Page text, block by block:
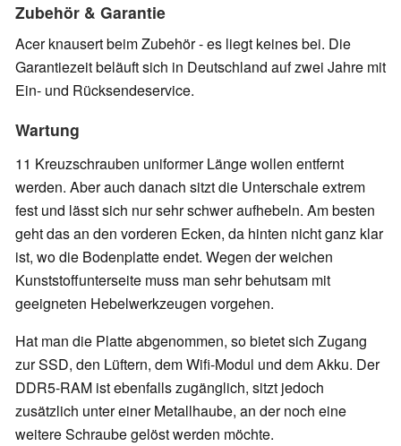
Zubehör & Garantie
Acer knausert beim Zubehör - es liegt keines bei. Die
Garantiezeit beläuft sich in Deutschland auf zwei Jahre mit
Ein- und Rücksendeservice.
Wartung
11 Kreuzschrauben uniformer Länge wollen entfernt
werden. Aber auch danach sitzt die Unterschale extrem
fest und lässt sich nur sehr schwer aufhebeln. Am besten
geht das an den vorderen Ecken, da hinten nicht ganz klar
ist, wo die Bodenplatte endet. Wegen der weichen
Kunststoffunterseite muss man sehr behutsam mit
geeigneten Hebelwerkzeugen vorgehen.
Hat man die Platte abgenommen, so bietet sich Zugang
zur SSD, den Lüftern, dem Wifi-Modul und dem Akku. Der
DDR5-RAM ist ebenfalls zugänglich, sitzt jedoch
zusätzlich unter einer Metallhaube, an der noch eine
weitere Schraube gelöst werden möchte.